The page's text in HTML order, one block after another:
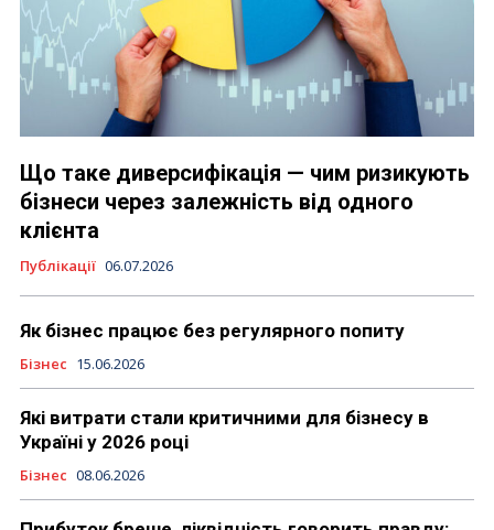
Що таке диверсифікація — чим ризикують
бізнеси через залежність від одного
клієнта
Публікації 06.07.2026
Як бізнес працює без регулярного попиту
Бізнес 15.06.2026
Які витрати стали критичними для бізнесу в
Україні у 2026 році
Бізнес 08.06.2026